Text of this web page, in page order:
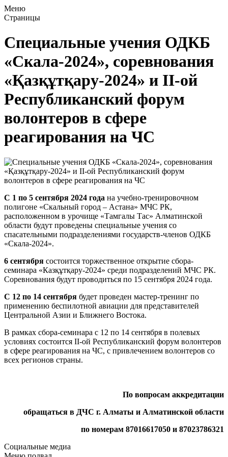
Меню
Страницы
Специальные учения ОДКБ
«Скала-2024», соревнования
«Қазқұтқару-2024» и ІІ-ой
Республиканский форум
волонтеров в сфере
реагирования на ЧС
С 1 по 5 сентября 2024 года на учебно-тренировочном
полигоне «Скальный город – Астана» МЧС РК,
расположенном в урочище «Тамгалы Тас» Алматинской
области будут проведены специальные учения со
спасательными подразделениями государств-членов ОДКБ
«Скала-2024».
6 сентября состоится торжественное открытие сбора-
семинара «Казқұтқару-2024» среди подразделений МЧС РК.
Соревнования будут проводиться по 15 сентября 2024 года.
С 12 по 14 сентября будет проведен мастер-тренинг по
применению беспилотной авиации для представителей
Центральной Азии и Ближнего Востока.
В рамках сбора-семинара с 12 по 14 сентября в полевых
условиях состоится ІІ-ой Республиканский форум волонтеров
в сфере реагирования на ЧС, с привлечением волонтеров со
всех регионов страны.
По вопросам аккредитации
обращаться в ДЧС г. Алматы и Алматинской области
по номерам 87016617050 и 87023786321
Социальные медиа